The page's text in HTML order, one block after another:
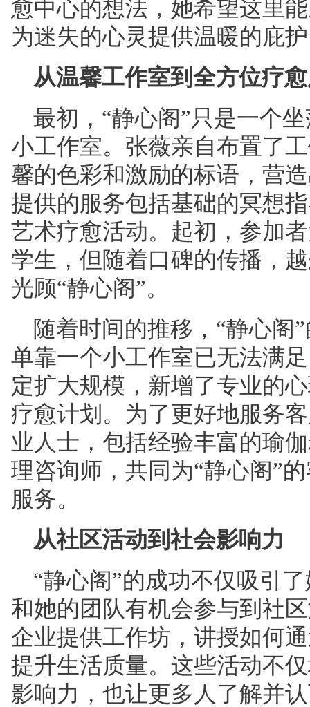
愈中心的想法，她希望这里
为迷失的心灵提供温暖的庇
从温馨工作室到全方位疗
最初，“静心阁”只是一个
小工作室。张薇亲自布置了
馨的色彩和激励的标语，营
提供的服务包括基础的冥想
艺术疗愈活动。起初，参加
学生，但随着口碑的传播，
光顾“静心阁”。
随着时间的推移，“静心阁
单靠一个小工作室已无法满
定扩大规模，新增了专业的
疗愈计划。为了更好地服务
业人士，包括经验丰富的瑜
理咨询师，共同为“静心阁”
服务。
从社区活动到社会影响力
“静心阁”的成功不仅吸引
和她的团队有机会参与到社
企业提供工作坊，讲授如何
提升生活质量。这些活动不
影响力，也让更多人了解并